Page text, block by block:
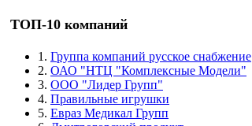
ТОП-10 компаний
1. Группа компаний русское снабжение
2. ОАО "НТЦ "Комплексные Модели"
3. ООО "Лидер Групп"
4. Правильные игрушки
5. Евраз Медикал Групп